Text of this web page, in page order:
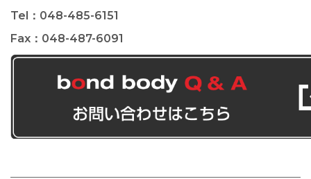
Tel：048-485-6151
Fax：048-487-6091